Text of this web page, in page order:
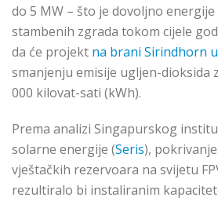
do 5 MW – što je dovoljno energije
stambenih zgrada tokom cijele
da će projekt na brani Sirindhorn
smanjenju emisije ugljen-dioksida
000 kilovat-sati (kWh).
Prema analizi Singapurskog
solarne energije (Seris),
vještačkih rezervoara na svijetu
rezultiralo bi instaliranim